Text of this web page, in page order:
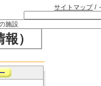
サイトマップ/
）